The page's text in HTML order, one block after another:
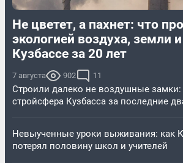
Не цветет, а пахнет: что
экологией воздуха, земли
Кузбассе за 20 лет
7 августа 902 11
Строили далеко не воздушные
стройсфера Кузбасса за последние
Невыученные уроки выживания: как
потерял половину школ и учителей